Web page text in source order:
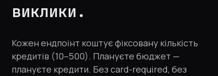
виклики.
Кожен ендпоінт коштує фіксовану кількість
кредитів (10–500). Плануєте бюджет —
плануєте кредити. Без card-required, без